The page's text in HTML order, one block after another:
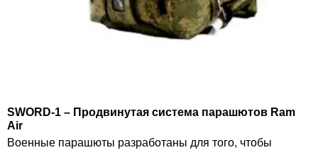
SWORD-1 – Продвинутая система парашютов Ram
Air
Военные парашюты разработаны для того, чтобы